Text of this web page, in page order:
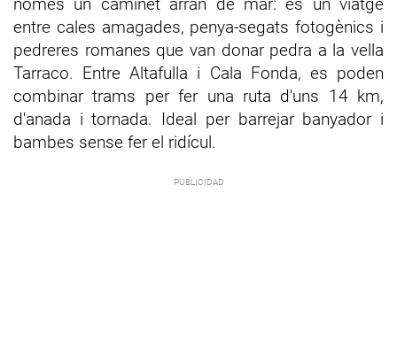
només un caminet arran de mar: és un viatge
entre cales amagades, penya-segats fotogènics i
pedreres romanes que van donar pedra a la vella
Tarraco. Entre Altafulla i Cala Fonda, es poden
combinar trams per fer una ruta d'uns 14 km,
d'anada i tornada. Ideal per barrejar banyador i
bambes sense fer el ridícul.